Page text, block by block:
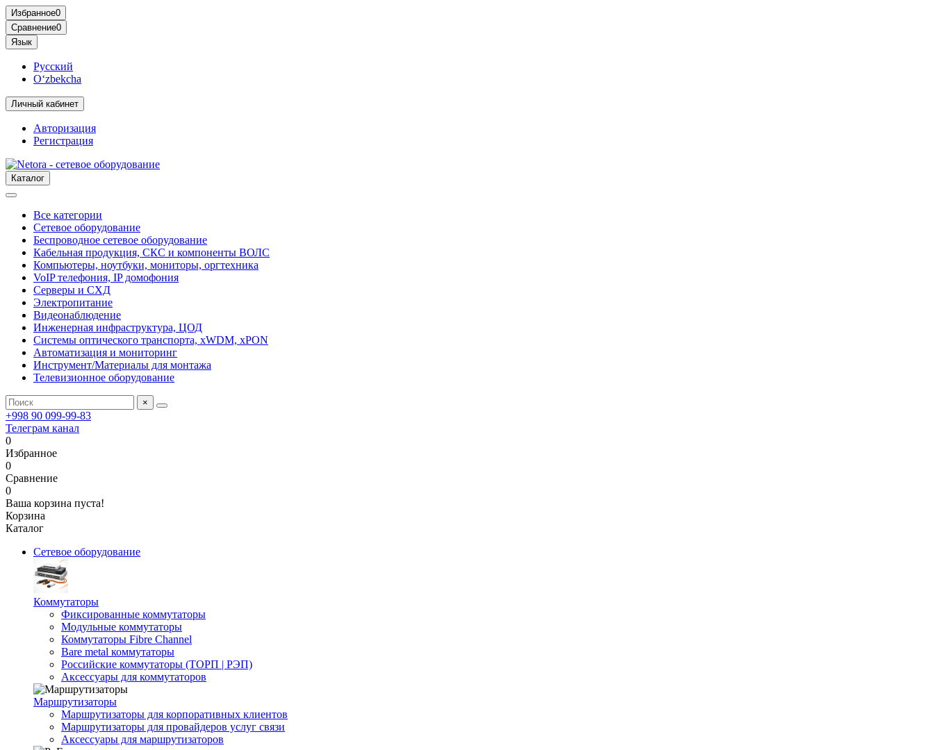
Избранное0
Сравнение0
Язык
Русский
O‘zbekcha
Личный кабинет
Авторизация
Регистрация
Каталог
Все категории
Сетевое оборудование
Беспроводное сетевое оборудование
Кабельная продукция, СКС и компоненты ВОЛС
Компьютеры, ноутбуки, мониторы, оргтехника
VoIP телефония, IP домофония
Серверы и СХД
Электропитание
Видеонаблюдение
Инженерная инфраструктура, ЦОД
Системы оптического транспорта, xWDM, xPON
Автоматизация и мониторинг
Инструмент/Материалы для монтажа
Телевизионное оборудование
×
+998 90 099-99-83
Телеграм канал
0
Избранное
0
Сравнение
0
Ваша корзина пуста!
Корзина
Каталог
Сетевое оборудование
Коммутаторы
Фиксированные коммутаторы
Модульные коммутаторы
Коммутаторы Fibre Channel
Bare metal коммутаторы
Российские коммутаторы (ТОРП | РЭП)
Аксессуары для коммутаторов
Маршрутизаторы
Маршрутизаторы для корпоративных клиентов
Маршрутизаторы для провайдеров услуг связи
Аксессуары для маршрутизаторов